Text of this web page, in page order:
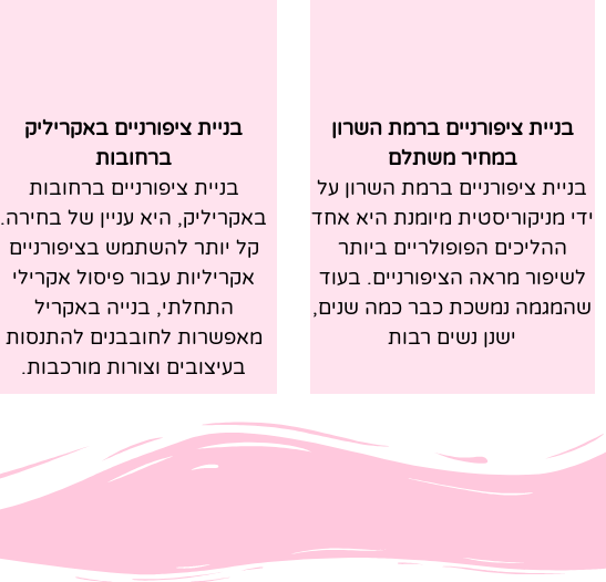
בניית ציפורניים ברמת השרון
במחיר משתלם
בניית ציפורניים ברמת השרון על
ידי מניקוריסטית מיומנת היא אחד
ההליכים הפופולריים ביותר
לשיפור מראה הציפורניים. בעוד
שהמגמה נמשכת כבר כמה שנים,
ישנן נשים רבות
בניית ציפורניים באקריליק
ברחובות
בניית ציפורניים ברחובות
באקריליק, היא עניין של בחירה.
קל יותר להשתמש בציפורניים
אקריליות עבור פיסול אקרילי
התחלתי, בנייה באקריל
מאפשרות לחובבנים להתנסות
בעיצובים וצורות מורכבות.